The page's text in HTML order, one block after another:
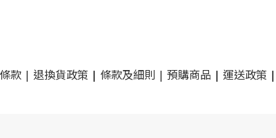
款| 退換貨政策 | 條款及細則 | 預購商品 | 運送政策 |